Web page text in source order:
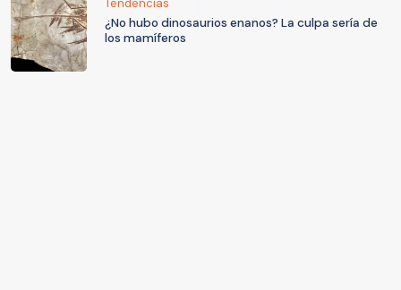
Tendencias
¿No hubo dinosaurios enanos? La culpa sería de
los mamíferos